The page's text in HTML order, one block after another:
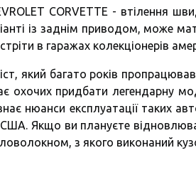
CORVETTE - втілення
із заднім приводом, може
в гаражах колекціонерів
який багато років пропрацював
охочих придбати легендарну
нюанси експлуатації таких
США. Якщо ви плануєте
з якого виконаний